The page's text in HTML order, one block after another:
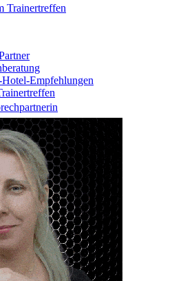
Trainertreffen
Hotel-Empfehlungen